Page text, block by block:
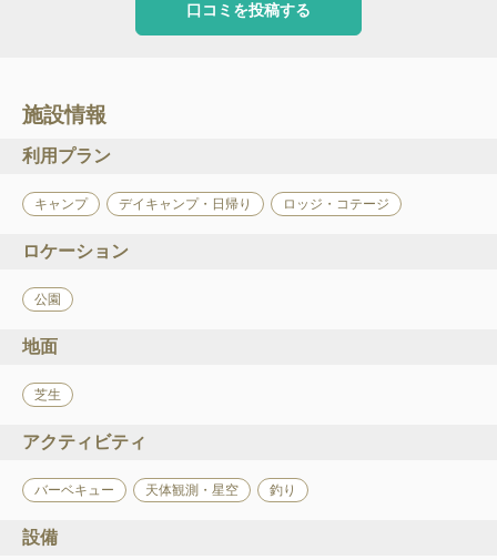
口コミを投稿する
施設情報
利用プラン
キャンプ デイキャンプ・日帰り ロッジ・コテージ
ロケーション
公園
地面
芝生
アクティビティ
バーベキュー 天体観測・星空 釣り
設備